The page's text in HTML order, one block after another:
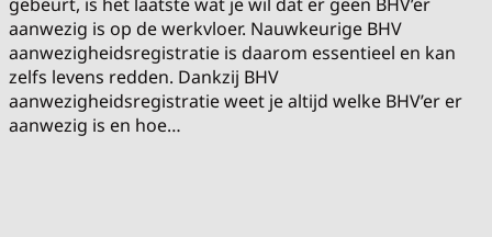
aanwezig is op de werkvloer. Nauwkeurige BHV
aanwezigheidsregistratie is daarom essentieel en kan
zelfs levens redden. Dankzij BHV
aanwezigheidsregistratie weet je altijd welke BHV’er er
aanwezig is en hoe…